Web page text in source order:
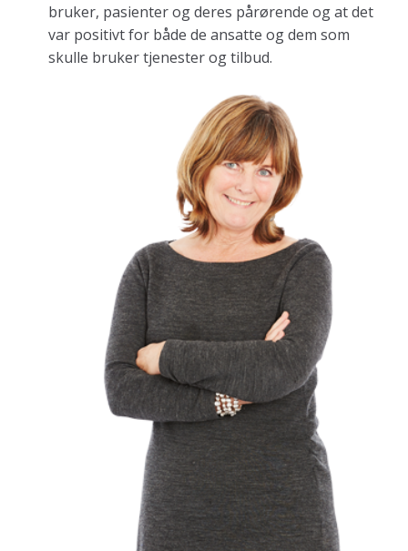
bruker, pasienter og deres pårørende og at det
var positivt for både de ansatte og dem som
skulle bruker tjenester og tilbud.